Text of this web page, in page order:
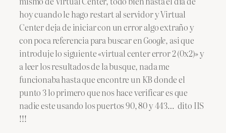
hoy cuando le hago restart al servidor y Virtual
Center deja de iniciar con un error algo extraño y
con poca referencia para buscar enGoogle, asi que
introduje lo siguiente «virtual center error 2 (0x2)» y
a leer los resultados de la busque, nada me
funcionaba hasta que encontre un KB donde el
punto 3 lo primero que nos hace verificar es que
nadie este usando los puertos 90, 80 y 443… dito IIS
!!!